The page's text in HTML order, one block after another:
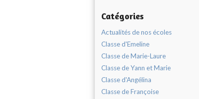
Catégories
Actualités de nos écoles
Classe d'Emeline
Classe de Marie-Laure
Classe de Yann et Marie
Classe d'Angélina
Classe de Françoise